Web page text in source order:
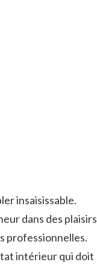
insaisissable.
dans des plaisirs
professionnelles.
intérieur qui doit